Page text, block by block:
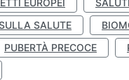
EUROPEI
SALUTE
PUBERTÀ PRECOCE